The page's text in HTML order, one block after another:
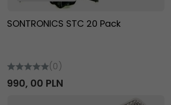
SONTRONICS STC 20 Pack
(0)
990, 00 PLN